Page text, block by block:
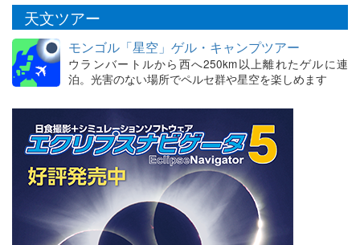
天文ツアー
モンゴル「星空」ゲル・キャンプツアー
ウランバートルから西へ250km以上離れたゲルに連
泊。光害のない場所でペルセ群や星空を楽しめます